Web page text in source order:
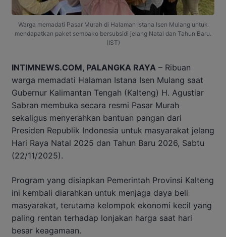
Warga memadati Pasar Murah di Halaman Istana Isen Mulang untuk
mendapatkan paket sembako bersubsidi jelang Natal dan Tahun Baru.
(IST)
INTIMNEWS.COM, PALANGKA RAYA – Ribuan
warga memadati Halaman Istana Isen Mulang saat
Gubernur Kalimantan Tengah (Kalteng) H. Agustiar
Sabran membuka secara resmi Pasar Murah
sekaligus menyerahkan bantuan pangan dari
Presiden Republik Indonesia untuk masyarakat jelang
Hari Raya Natal 2025 dan Tahun Baru 2026, Sabtu
(22/11/2025).
Program yang disiapkan Pemerintah Provinsi Kalteng
ini kembali diarahkan untuk menjaga daya beli
masyarakat, terutama kelompok ekonomi kecil yang
paling rentan terhadap lonjakan harga saat hari
besar keagamaan.